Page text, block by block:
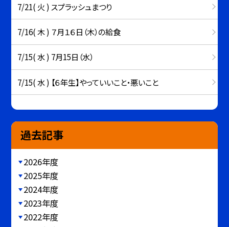
7/21( 火 ) スプラッシュまつり
7/16( 木 ) ７月１６日（木）の給食
7/15( 水 ) 7月15日（水）
7/15( 水 ) 【６年生】やっていいこと・悪いこと
過去記事
2026年度
2025年度
2024年度
2023年度
2022年度